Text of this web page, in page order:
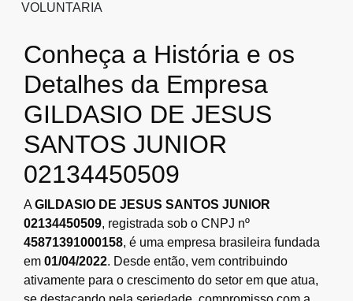
VOLUNTARIA
Conheça a História e os
Detalhes da Empresa
GILDASIO DE JESUS
SANTOS JUNIOR
02134450509
AGILDASIO DE JESUS SANTOS JUNIOR
02134450509, registrada sob o CNPJ nº
45871391000158, é uma empresa brasileira fundada
em 01/04/2022. Desde então, vem contribuindo
ativamente para o crescimento do setor em que atua,